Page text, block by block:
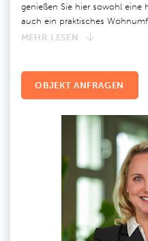
genießen Sie hier sowohl eine
auch ein praktisches
MEHR LESEN
OBJEKT ANFRAGEN